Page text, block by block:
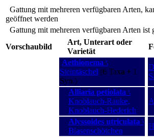
Gattung mit mehreren verfügbaren Arten,
geöffnet werden
Gattung mit mehreren verfügbaren Arten ist
Vorschaubild
Art, Unterart oder
Varietät
Aethionema \
Steintäschel (6 Taxa + 1
Syn.)
D
Alliaria petiolata \
Knoblauch-Rauke,
Knoblauch-Hederich
A
Alyssoides utriculata \
Blasenschötchen